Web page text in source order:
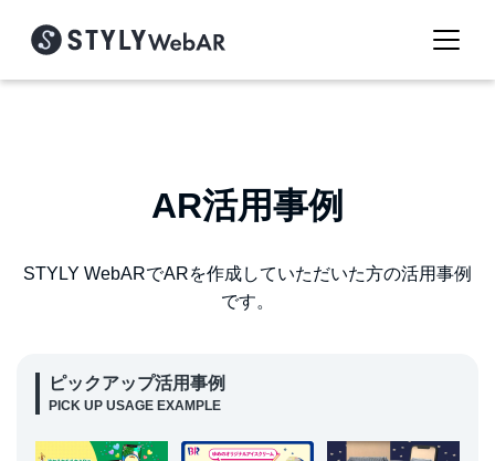
AR活用事例
STYLY WebARでARを作成していただいた方の活用事例
です。
ピックアップ活用事例
PICK UP USAGE EXAMPLE